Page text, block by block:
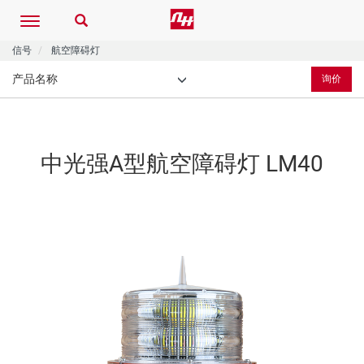
Toggle
信号 航空障碍灯
产品名称 询价
中光强A型航空障碍灯 LM40